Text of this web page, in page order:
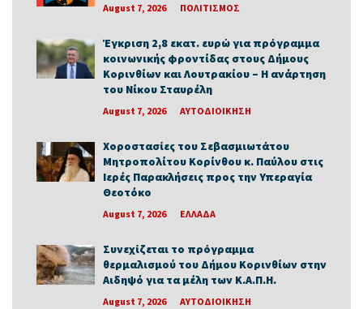
August 7, 2026 ΠΟΛΙΤΙΣΜΟΣ
Έγκριση 2,8 εκατ. ευρώ για πρόγραμμα
κοινωνικής φροντίδας στους Δήμους
Κορινθίων και Λουτρακίου – Η ανάρτηση
του Νίκου Σταυρέλη
August 7, 2026 ΑΥΤΟΔΙΟΙΚΗΣΗ
Χοροστασίες του Σεβασμιωτάτου
Μητροπολίτου Κορίνθου κ. Παύλου στις
Ιερές Παρακλήσεις προς την Υπεραγία
Θεοτόκο
August 7, 2026 ΕΛΛΑΔΑ
Συνεχίζεται το πρόγραμμα
θερμαλισμού του Δήμου Κορινθίων στην
Αιδηψό για τα μέλη των Κ.Α.Π.Η.
August 7, 2026 ΑΥΤΟΔΙΟΙΚΗΣΗ